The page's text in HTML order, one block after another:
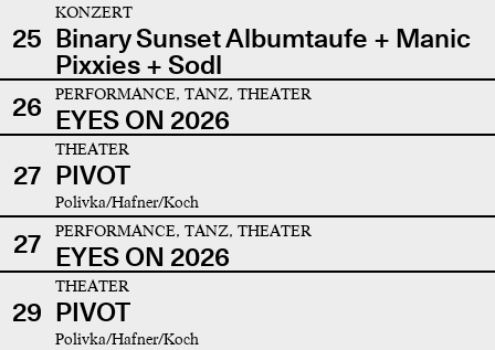
25
KONZERT
Binary Sunset Albumtaufe + Manic
Pixxies + Sodl
26
PERFORMANCE, TANZ, THEATER
EYES ON 2026
27
THEATER
PIVOT
Polivka/Hafner/Koch
27 PERFORMANCE, TANZ, THEATER
EYES ON 2026
29
THEATER
PIVOT
Polivka/Hafner/Koch